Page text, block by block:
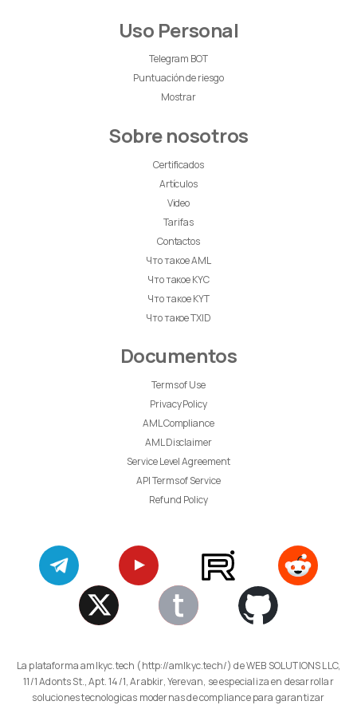
Uso Personal
Telegram BOT
Puntuación de riesgo
Mostrar
Sobre nosotros
Certificados
Artículos
Video
Tarifas
Contactos
Что такое AML
Что такое KYC
Что такое KYT
Что такое TXID
Documentos
Terms of Use
Privacy Policy
AML Compliance
AML Disclaimer
Service Level Agreement
API Terms of Service
Refund Policy
La plataforma amlkyc.tech (http://amlkyc.tech/) de WEB SOLUTIONS LLC,
11/1 Adonts St., Apt. 14/1, Arabkir, Yerevan, se especializa en desarrollar
soluciones tecnologicas modernas de compliance para garantizar